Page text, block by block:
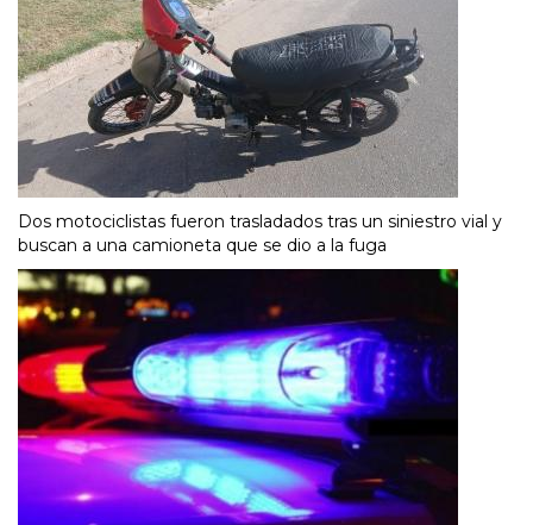
Dos motociclistas fueron trasladados tras un siniestro vial y
buscan a una camioneta que se dio a la fuga